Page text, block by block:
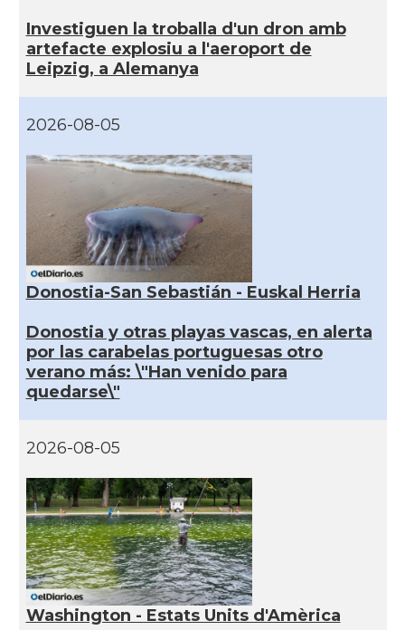
Investiguen la troballa d'un dron amb
artefacte explosiu a l'aeroport de
Leipzig, a Alemanya
2026-08-05
Donostia-San Sebastián - Euskal Herria
Donostia y otras playas vascas, en alerta
por las carabelas portuguesas otro
verano más: \"Han venido para
quedarse\"
2026-08-05
Washington - Estats Units d'Amèrica